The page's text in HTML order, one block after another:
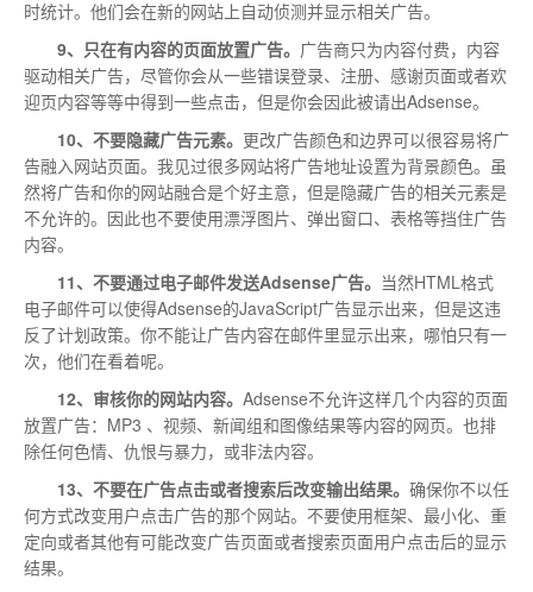
时统计。他们会在新的网站上自动侦测并显示相关广告。
9、只在有内容的页面放置广告。 广告商只为内容付费，内容
驱动相关广告，尽管你会从一些错误登录、注册、感谢页面或者欢
迎页内容等等中得到一些点击，但是你会因此被请出Adsense。
10、不要隐藏广告元素。 更改广告颜色和边界可以很容易将广
告融入网站页面。我见过很多网站将广告地址设置为背景颜色。虽
然将广告和你的网站融合是个好主意，但是隐藏广告的相关元素是
不允许的。因此也不要使用漂浮图片、弹出窗口、表格等挡住广告
内容。
11、不要通过电子邮件发送Adsense广告。 当然HTML格式
电子邮件可以使得Adsense的JavaScript广告显示出来，但是这违
反了计划政策。你不能让广告内容在邮件里显示出来，哪怕只有一
次，他们在看着呢。
12、审核你的网站内容。 Adsense不允许这样几个内容的页面
放置广告：MP3 、视频、新闻组和图像结果等内容的网页。也排
除任何色情、仇恨与暴力，或非法内容。
13、不要在广告点击或者搜索后改变输出结果。 确保你不以任
何方式改变用户点击广告的那个网站。不要使用框架、最小化、重
定向或者其他有可能改变广告页面或者搜索页面用户点击后的显示
结果。